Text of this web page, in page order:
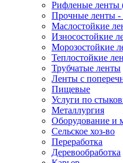
Рифленые ленты
Прочные ленты -
Маслостойкие
Износостойкие
Морозостойкие
Теплостойкие
Трубчатые ленты
Ленты с
Пищевые
Услуги по
Металлургия
Оборудование и
Сельское хоз-во
Переработка
Деревообработка